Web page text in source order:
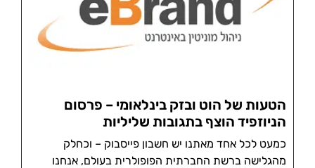
הטעות של הוט ובזק בינלאומי – פרסום
הניוזפיד הוצף בתגובות שליליות
כמעט לכל אחד מאתנו יש חשבון פייסבוק – וכחלק
מהגלישה ברשת החברתית הפופולרית בעולם, אנחנו